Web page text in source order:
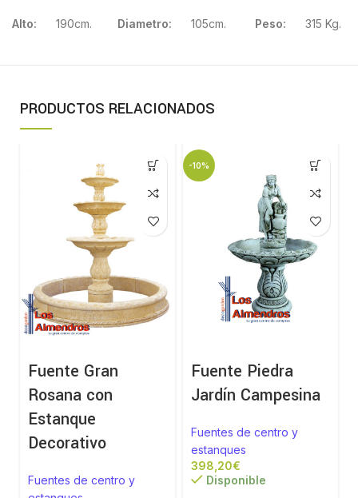
Alto: 190cm. Diametro: 105cm. Peso: 315 Kg.
PRODUCTOS RELACIONADOS
Fuente Gran
Rosana con
Estanque
Decorativo
Fuentes de centro y
-10%
Fuente Piedra
Jardín Campesina
Fuentes de centro y
estanques
€
Disponible